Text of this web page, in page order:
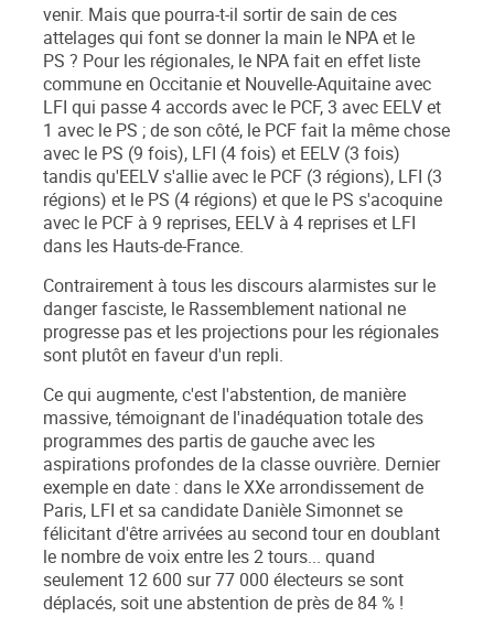
venir. Mais que pourra-t-il sortir de sain de ces
attelages qui font se donner la main le NPA et le
PS ? Pour les régionales, le NPA fait en effet liste
commune en Occitanie et Nouvelle-Aquitaine avec
LFI qui passe 4 accords avec le PCF, 3 avec EELV et
1 avec le PS ; de son côté, le PCF fait la même chose
avec le PS (9 fois), LFI (4 fois) et EELV (3 fois)
tandis qu'EELV s'allie avec le PCF (3 régions), LFI (3
régions) et le PS (4 régions) et que le PS s'acoquine
avec le PCF à 9 reprises, EELV à 4 reprises et LFI
dans les Hauts-de-France.
Contrairement à tous les discours alarmistes sur le
danger fasciste, le Rassemblement national ne
progresse pas et les projections pour les régionales
sont plutôt en faveur d'un repli.
Ce qui augmente, c'est l'abstention, de manière
massive, témoignant de l'inadéquation totale des
programmes des partis de gauche avec les
aspirations profondes de la classe ouvrière. Dernier
exemple en date : dans le XXe arrondissement de
Paris, LFI et sa candidate Danièle Simonnet se
félicitant d'être arrivées au second tour en doublant
le nombre de voix entre les 2 tours... quand
seulement 12 600 sur 77 000 électeurs se sont
déplacés, soit une abstention de près de 84 % !